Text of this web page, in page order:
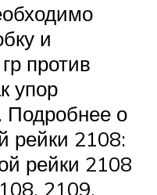
и
против
упор
Подробнее о
рейки 2108:
рейки 2108
2109,